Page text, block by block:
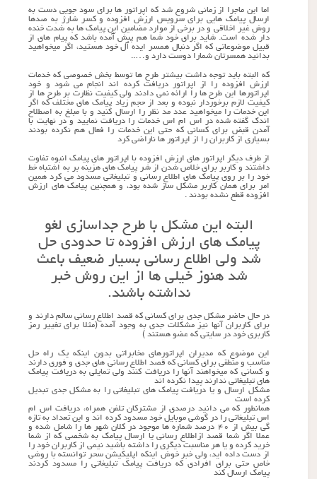
اما این ماجرا از زمانی شروع شد که اپراتور ها برای سود جویی دست به
ارسال پیامک هایی برای سرویس ارزش افزوده و کسر شارژ به صدها
روش غیر اخلاقی و در برخی از موارد مضامین این پیامک ها به شدت خنده
دار شده است. شاید برای خود شما هم پبش آمده باشد که پیام های از
قبیل موضوعاتی که اگر دنبال همسر ایده آل خود هستید، اگر میخواهید
بدانید همسرتان شمارا دوست دارد و…..
که البته باید توجه داشت بیشتر طرح ها توسط بخش خصوصی که خدمات
ارزش افزوده را از اپراتور دریافت کرده اند انجام می شود و خود
اپراتورها این طرح ها را ارائه نمی دادند ولی کیفیت نظارت بر طرح ها از
کیفیت لازم برخوردار نبوده و بعد از حجم زیاد پیامک های مختلف که اگر
این خدمات را میخواهید عدد مد نظر را ارسال کنید و با مبلغ به اصطلاح
اندک گفته شده در اس ام اس خدمات را دریافت نمایید و در نهایت با
آمدن قبض برای کسانی که حتی این خدمات را فعال هم نکرده بودند
بسیاری از کاربران را از اپراتور ها ناراضی کرد
از طرف دیگر اپراتور های ارزش افزوده با اپراتور های پیامک انبوه تفاوت
داشتند و کاربر برای خلاص شدن از شر پیامک های هزینه بر به اشتباه خط
خود را بر روی پیامک های اطلاع رسانی و تبلیغاتی مسدود می کرد همین
امر برای همان کاربر مشکل ساز شده بود، و همچنین پیامک های ارزش
افزوده قطع نشده بودند .
البته این مشکل با طرح جداسازی لغو
پیامک های ارزش افزوده تا حدودی حل
شد ولی اطلاع رسانی بسیار ضعیف باعث
شد هنوز خیلی ها از این روش خبر
نداشته باشند.
در حال حاضر مشکل جدی برای کسانی که قصد اطلاع رسانی سالم دارند و
برای کاربران آنها نیز مشکلات جدی به وجود آمده (مثلا برای تغییر رمز
کاربری خود در سایتی که عضو هستند )
این موضوع که مدیران اپراتورهای مخابراتی بدون اینکه یک راه حل
مناسب و منطقی برای کسانی که قصد اطلاع رسانی های جدی و فوری دارند
و کسانی که میخواهند آنها را دریافت کنند ولی تمایلی به دریافت پیامک
های تبلیغاتی ندارند پیدا نکرده اند
مشکل ارسال و یا دریافت پیامک های تبلیغاتی را به مشکل جدی تبدیل
کرده است
همانطور که می دانید درصدی از مشترکان تلفن همراه، دریافت اس ام
اس تبلیغاتی را در گوشی موبایل خود مسدود کرده اند و این تعداد به تازه
گی بیش از ۴۰ درصد شماره ها موجود در کلان شهر ها را شامل شده و
عملا اگر شما قصد ازاطلاع رسانی یا ارسال پیامک به شخصی که از شما
خرید کرده و یا هر مناسبت دیگری را داشته باشید نیمی از کاربران خود را
از دست داده اید، ولی خبر خوش اینکه اپلیکیشن سحر توانسته با روشی
خاص حتی برای افرادی که دریافت پیامک تبلیغاتی را مسدود کردند
پیامک ارسال کند